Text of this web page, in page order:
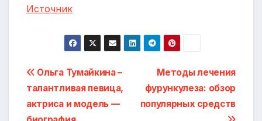
Источник
Навигация
по
Методы лечения
фурункулеза: обзор
популярных средств
Ольга Тумайкина –
талантливая певица,
актриса и модель —